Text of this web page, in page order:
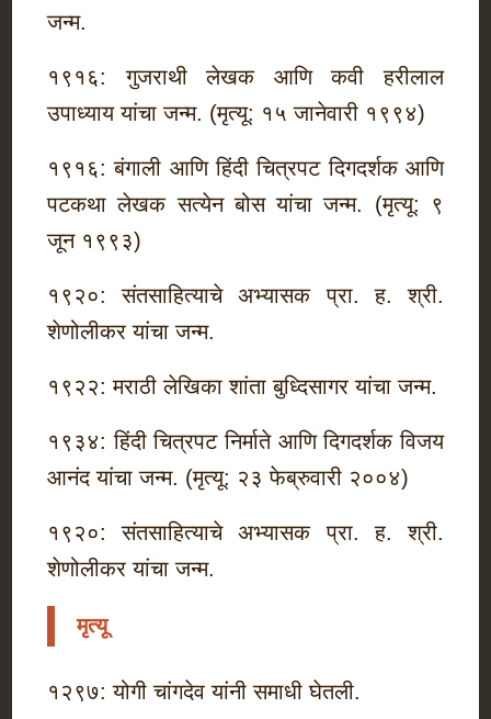
जन्म.
१९१६: गुजराथी लेखक आणि कवी हरीलाल
उपाध्याय यांचा जन्म. (मृत्यू: १५ जानेवारी १९९४)
१९१६: बंगाली आणि हिंदी चित्रपट दिगदर्शक आणि
पटकथा लेखक सत्येन बोस यांचा जन्म. (मृत्यू: ९
जून १९९३)
१९२०: संतसाहित्याचे अभ्यासक प्रा. ह. श्री.
शेणोलीकर यांचा जन्म.
१९२२: मराठी लेखिका शांता बुध्दिसागर यांचा जन्म.
१९३४: हिंदी चित्रपट निर्माते आणि दिगदर्शक विजय
आनंद यांचा जन्म. (मृत्यू: २३ फेब्रुवारी २००४)
१९२०: संतसाहित्याचे अभ्यासक प्रा. ह. श्री.
शेणोलीकर यांचा जन्म.
मृत्यू
१२९७: योगी चांगदेव यांनी समाधी घेतली.